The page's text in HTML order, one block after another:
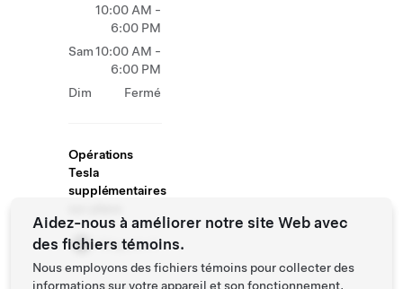
10:00 AM -
6:00 PM
Sam10:00 AM -
6:00 PM
Dim
Fermé
Opérations
Tesla
supplémentaires
Magasin
Aidez-nous à améliorer notre site Web avec
des fichiers témoins.
Nous employons des fichiers témoins pour collecter des
informations sur votre appareil et son fonctionnement,